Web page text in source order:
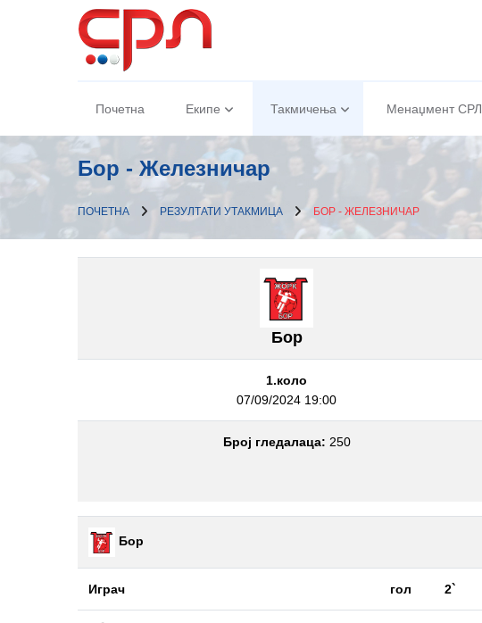
Почетна Екипе Такмичења Менаџмент СРЛ
Бор - Железничар
ПОЧЕТНА РЕЗУЛТАТИ УТАКМИЦА БОР - ЖЕЛЕЗНИЧАР
Бор
1.коло
07/09/2024 19:00
Број гледалаца: 250
Бор
Играч гол 2`